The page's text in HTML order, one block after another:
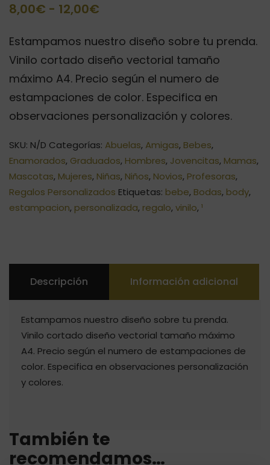
8,00€ - 12,00€
precios:
desde
8,00€
hasta
Estampamos nuestro diseño sobre tu prenda.
Vinilo cortado diseño vectorial tamaño
máximo A4. Precio según el numero de
estampaciones de color. Especifica en
observaciones personalización y colores.
SKU: N/D Categorías: Abuelas, Amigas, Bebes,
Enamorados, Graduados, Hombres, Jovencitas, Mamas,
Mascotas, Mujeres, Niñas, Niños, Novios, Profesoras,
Regalos Personalizados Etiquetas: bebe, Bodas, body,
estampacion, personalizada, regalo, vinilo, ¹
Descripción Información adicional
Estampamos nuestro diseño sobre tu prenda.
Vinilo cortado diseño vectorial tamaño máximo
A4. Precio según el numero de estampaciones de
color. Especifica en observaciones personalización
y colores.
También te
recomendamos…